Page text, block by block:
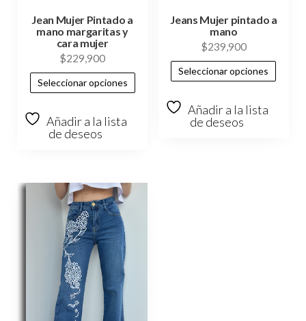
Jean Mujer Pintado a
mano margaritas y
cara mujer
$229,900
Seleccionar opciones
Añadir a la lista
de deseos
Jeans Mujer pintado a
mano
$239,900
Seleccionar opciones
Añadir a la lista
de deseos